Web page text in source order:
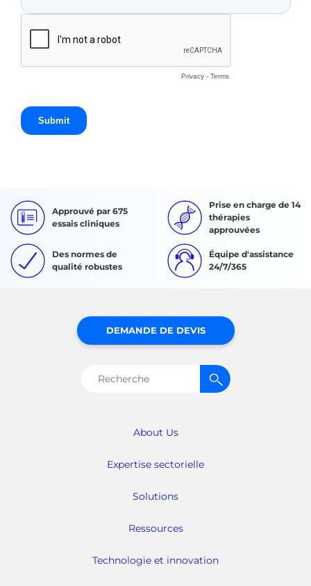
Approuvé par 675
essais cliniques
Prise en charge de 14
thérapies
approuvées
Des normes de
qualité robustes
Équipe d'assistance
24/7/365
About Us
Expertise sectorielle
Solutions
Ressources
Technologie et innovation
DEMANDE DE DEVIS
Rechercher :